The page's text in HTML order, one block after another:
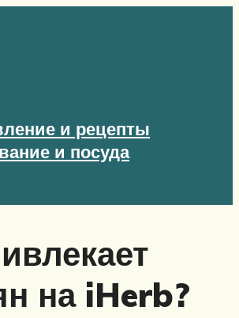
и рецепты
и посуда
на iHerb?